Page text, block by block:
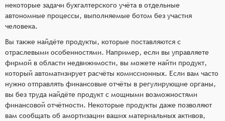
некоторые задачи бухгалтерского учёта в отдельные
автономные процессы, выполняемые ботом без участия
человека.
Вы также найдёте продукты, которые поставляются с
отраслевыми особенностями. Например, если вы управляете
фирмой в области недвижимости, вы можете найти продукт,
который автоматизирует расчёты комиссионных. Если вам часто
нужно отправлять финансовые отчёты в регулирующие органы,
вы без труда найдёте продукт с мощными возможностями
финансовой отчётности. Некоторые продукты даже позволяют
вам сообщать об амортизации ваших материальных активов,